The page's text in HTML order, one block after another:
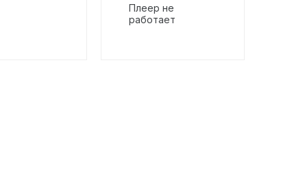
Плеер не
работает